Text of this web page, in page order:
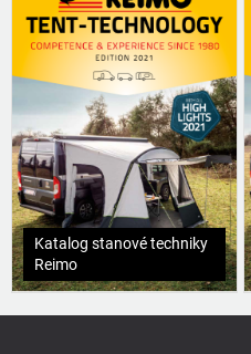
Katalog stanové techniky
Reimo